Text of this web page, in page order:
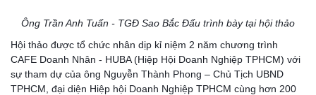
Ông Trần Anh Tuấn - TGĐ Sao Bắc Đẩu trình bày tại hội thảo
Hội thảo được tổ chức nhân dịp kỉ niệm 2 năm chương trình
CAFE Doanh Nhân - HUBA (Hiệp Hội Doanh Nghiệp TPHCM) với
sự tham dự của ông Nguyễn Thành Phong – Chủ Tịch UBND
TPHCM, đại diện Hiệp hội Doanh Nghiệp TPHCM cùng hơn 200